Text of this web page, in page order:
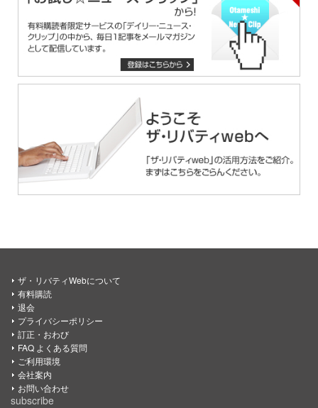
ザ・リバティWebについて
有料購読
退会
プライバシーポリシー
訂正・おわび
FAQ よくある質問
ご利用環境
会社案内
お問い合わせ
subscribe